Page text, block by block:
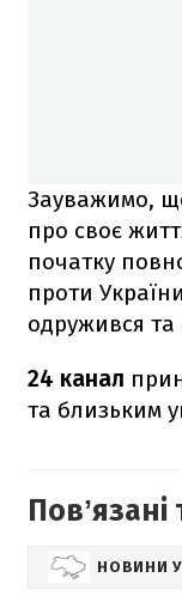
Зауважимо,
про своє
початку
проти
одружився та
24 канал
та близьким
Повʼязані
НОВИНИ